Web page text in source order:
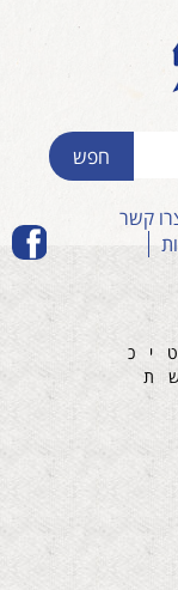
קשר
ט י
כ
ת